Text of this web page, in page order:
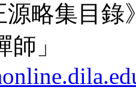
略集目
」